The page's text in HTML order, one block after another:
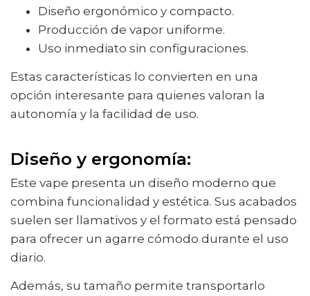
Diseño ergonómico y compacto.
Producción de vapor uniforme.
Uso inmediato sin configuraciones.
Estas características lo convierten en una
opción interesante para quienes valoran la
autonomía y la facilidad de uso.
Diseño y ergonomía:
Este vape presenta un diseño moderno que
combina funcionalidad y estética. Sus acabados
suelen ser llamativos y el formato está pensado
para ofrecer un agarre cómodo durante el uso
diario.
Además, su tamaño permite transportarlo